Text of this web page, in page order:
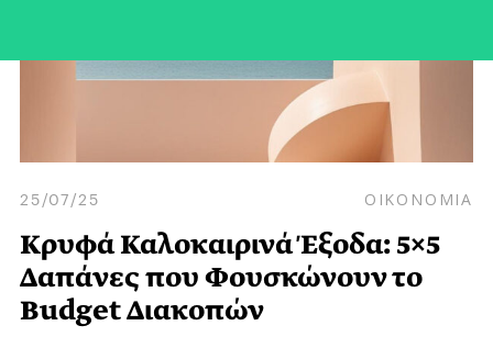
25/07/25 ΟΙΚΟΝΟΜΙΑ
Κρυφά Καλοκαιρινά Έξοδα: 5×5
Δαπάνες που Φουσκώνουν το
Budget Διακοπών